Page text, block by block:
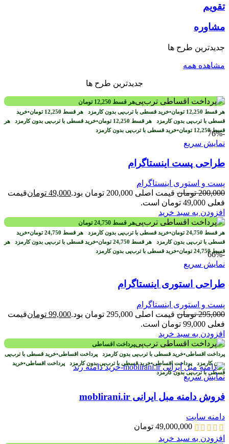
تقویم
مشاوره
جدیدترین طرح ها
مشاهده همه
جدیدترین طرح ها
هر قسط 12,250 تومان
هر قسط 12,250 تومان•خرید قسطی با ترب‌پی بدون کارمزد هر قسط 12,250 تومان•خرید
قسطی با ترب‌پی بدون کارمزد هر قسط 12,250 تومان•خرید قسطی با ترب‌پی بدون کارمزد هر
قسط12,250 تومان•خرید قسطی با ترب‌پی بدون کارمزد
-76%
نمایش سریع
طراحی پست اینستاگرام
پست و استوری اینستاگرام
200,000 تومان قیمت اصلی 200,000 تومان بود. 49,000 تومانقیمت
فعلی 49,000 تومان است.
افزودن به سبد خرید
هر قسط 24,750 تومان
هر قسط 24,750 تومان•خرید قسطی با ترب‌پی بدون کارمزد هر قسط 24,750 تومان•خرید
قسطی با ترب‌پی بدون کارمزد هر قسط 24,750 تومان•خرید قسطی با ترب‌پی بدون کارمزد هر
قسط24,750 تومان•خرید قسطی با ترب‌پی بدون کارمزد
-66%
نمایش سریع
طراحی استوری اینستاگرام
پست و استوری اینستاگرام
295,000 تومان قیمت اصلی 295,000 تومان بود. 99,000 تومانقیمت
فعلی 99,000 تومان است.
افزودن به سبد خرید
پرداخت اقساطی
پرداخت اقساطی•خرید قسطی با ترب‌پی بدون کارمزد پرداخت اقساطی•خرید قسطی با ترب‌پی
بدون کارمزد پرداخت اقساطی•خرید قسطی با ترب‌پی بدون کارمزد پرداخت اقساطی•خرید
قسطی با ترب‌پی بدون کارمزد
نمایش سریع
فروش دامنه مبل ایرانی moblirani.ir
دامنه سایت
49,000,000 تومان
افزودن به سبد خرید